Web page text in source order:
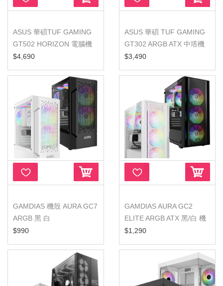
ASUS 華碩TUF GAMING
GT502 HORIZON 電腦機
殼(無界版)
$4,690
ASUS 華碩 TUF GAMING
GT302 ARGB ATX 中塔機
殼
$3,490
GAMDIAS 機殼 AURA GC7
ARGB 黑 白
$990
GAMDIAS AURA GC2
ELITE ARGB ATX 黑/白 機
箱
$1,290